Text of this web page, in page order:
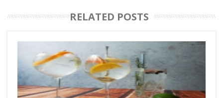
RELATED POSTS